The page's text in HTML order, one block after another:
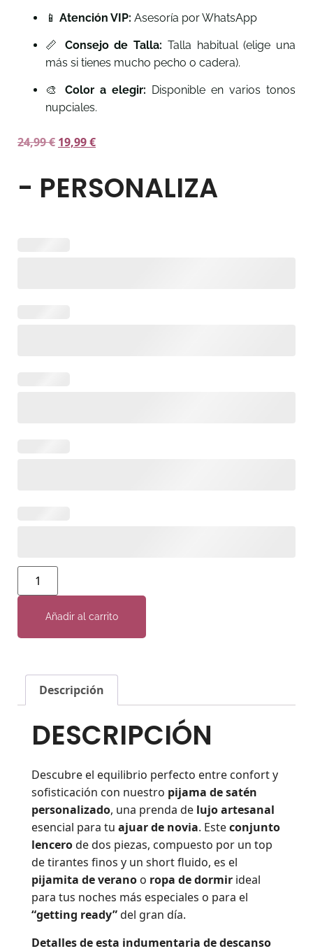
📱 Atención VIP: Asesoría por WhatsApp
📏 Consejo de Talla: Talla habitual (elige una
más si tienes mucho pecho o cadera).
🎨 Color a elegir: Disponible en varios tonos
nupciales.
24,99€ 19,99€
- PERSONALIZA
Añadir al carrito
Descripción
DESCRIPCIÓN
Descubre el equilibrio perfecto entre confort y
sofisticación con nuestro pijama de satén
personalizado, una prenda de lujo artesanal
esencial para tu ajuar de novia. Esteconjunto
lencerode dos piezas, compuesto por un top
de tirantes finos y un short fluido, es el
pijamita de verano o ropa de dormir ideal
para tus noches más especiales o para el
“getting ready”del gran día.
Detalles de esta indumentaria de descanso